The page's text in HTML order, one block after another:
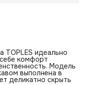
TOPLES идеально
комфорт
Модель
выполнена в
деликатно скрыть